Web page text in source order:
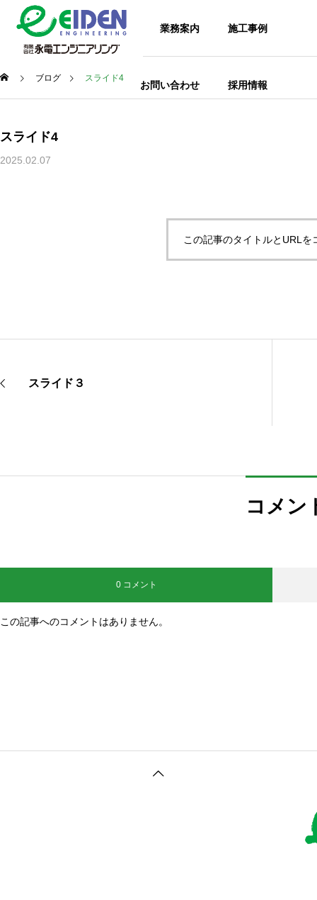
企業情報 業務案内 施工事例
お問い合わせ 採用情報
ブログ スライド4
スライド4
2025.02.07
この記事のタイトルとURLを
スライド３
コメン
0 コメント
この記事へのコメントはありません。